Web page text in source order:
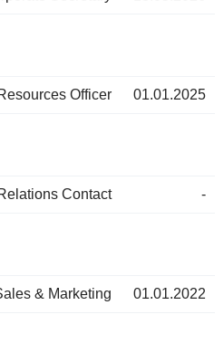
Officer 01.01.2025
Contact -
& Marketing 01.01.2022